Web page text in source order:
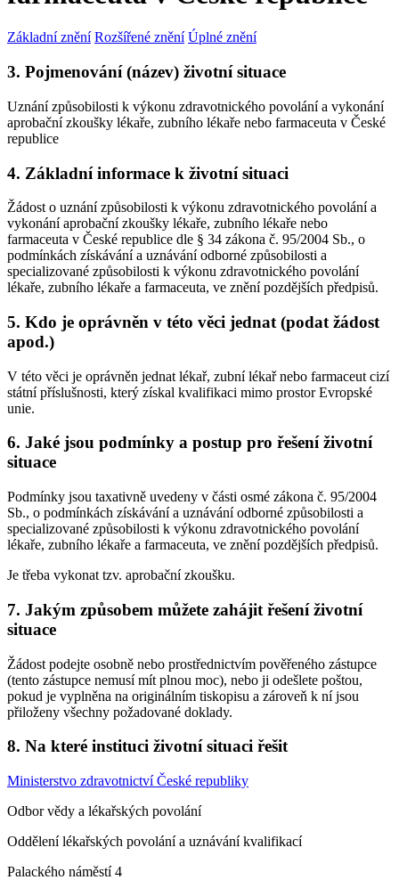
Základní znění Rozšířené znění Úplné znění
3. Pojmenování (název) životní situace
Uznání způsobilosti k výkonu zdravotnického povolání a vykonání
aprobační zkoušky lékaře, zubního lékaře nebo farmaceuta v České
republice
4. Základní informace k životní situaci
Žádost o uznání způsobilosti k výkonu zdravotnického povolání a
vykonání aprobační zkoušky lékaře, zubního lékaře nebo
farmaceuta v České republice dle § 34 zákona č. 95/2004 Sb., o
podmínkách získávání a uznávání odborné způsobilosti a
specializované způsobilosti k výkonu zdravotnického povolání
lékaře, zubního lékaře a farmaceuta, ve znění pozdějších předpisů.
5. Kdo je oprávněn v této věci jednat (podat žádost
apod.)
V této věci je oprávněn jednat lékař, zubní lékař nebo farmaceut cizí
státní příslušnosti, který získal kvalifikaci mimo prostor Evropské
unie.
6. Jaké jsou podmínky a postup pro řešení životní
situace
Podmínky jsou taxativně uvedeny v části osmé zákona č. 95/2004
Sb., o podmínkách získávání a uznávání odborné způsobilosti a
specializované způsobilosti k výkonu zdravotnického povolání
lékaře, zubního lékaře a farmaceuta, ve znění pozdějších předpisů.
Je třeba vykonat tzv. aprobační zkoušku.
7. Jakým způsobem můžete zahájit řešení životní
situace
Žádost podejte osobně nebo prostřednictvím pověřeného zástupce
(tento zástupce nemusí mít plnou moc), nebo ji odešlete poštou,
pokud je vyplněna na originálním tiskopisu a zároveň k ní jsou
přiloženy všechny požadované doklady.
8. Na které instituci životní situaci řešit
Ministerstvo zdravotnictví České republiky
Odbor vědy a lékařských povolání
Oddělení lékařských povolání a uznávání kvalifikací
Palackého náměstí 4